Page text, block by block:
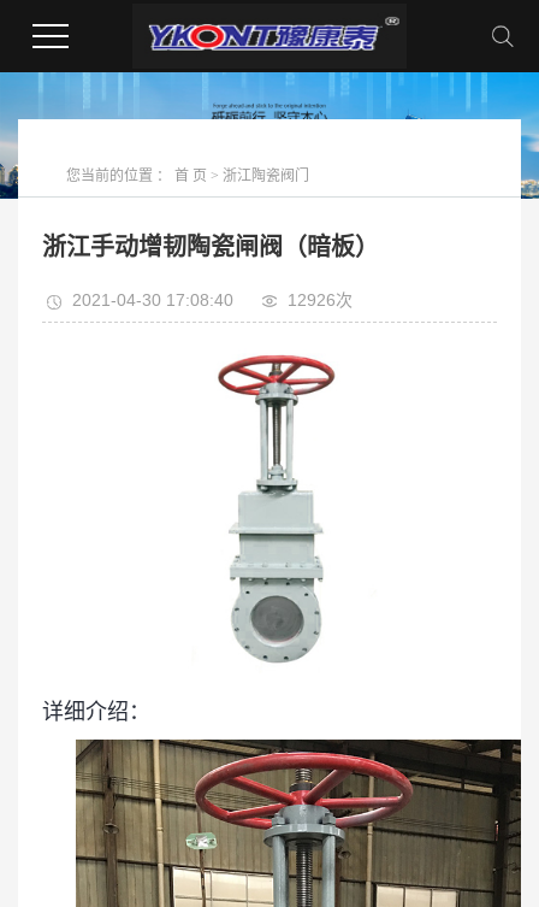
您当前的位置 ： 首 页 > 浙江陶瓷阀门
浙江手动增韧陶瓷闸阀（暗板）
2021-04-30 17:08:40 12926次
详细介绍：